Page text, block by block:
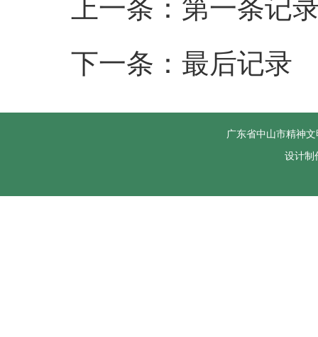
上一条：第一条记
下一条：最后记录
广东省中山市精神
设计制